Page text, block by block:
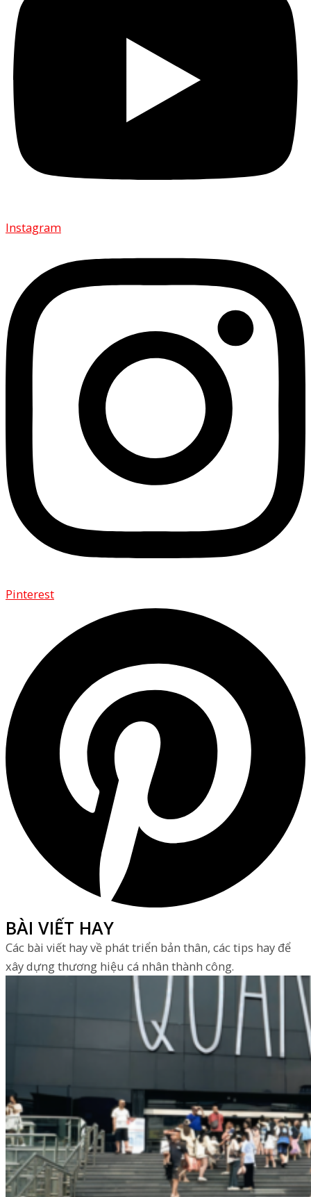
Instagram
Pinterest
BÀI VIẾT HAY
Các bài viết hay về phát triển bản thân, các tips hay để
xây dựng thương hiệu cá nhân thành công.